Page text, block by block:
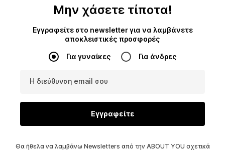
Μην χάσετε τίποτα!
Εγγραφείτε στο newsletter για να λαμβάνετε
αποκλειστικές προσφορές
Για γυναίκες Για άνδρες
Η διεύθυνση email σου
Εγγραφείτε
Θα ήθελα να λαμβάνω Newsletters από την ABOUT YOU σχετικά